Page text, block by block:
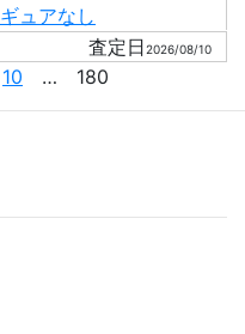
ュアなし
2026/08/10
10 … 180